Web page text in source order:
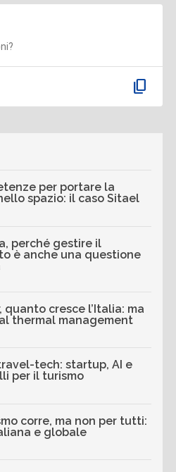
content_copy
per portare la
spazio: il caso Sitael
perché gestire il
è anche una questione
quanto cresce l’Italia: ma
thermal management
tech: startup, AI e
per il turismo
corre, ma non per tutti:
e globale